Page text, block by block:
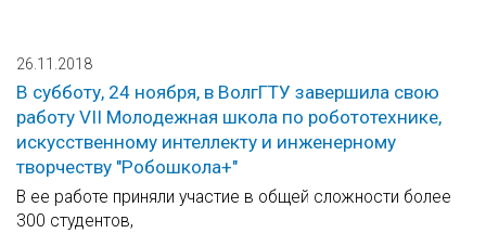
26.11.2018
В субботу, 24 ноября, в ВолгГТУ завершила свою
работу VII Молодежная школа по робототехнике,
искусственному интеллекту и инженерному
творчеству "Робошкола+"
В ее работе приняли участие в общей сложности более
300 студентов,